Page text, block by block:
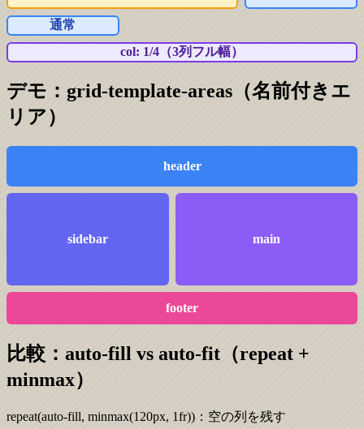
通常
col: 1/4（3列フル幅）
デモ：grid-template-areas（名前付きエ
リア）
header
sidebar main
footer
比較：auto-fill vs auto-fit（repeat +
minmax）
repeat(auto-fill, minmax(120px, 1fr))：空の列を残す